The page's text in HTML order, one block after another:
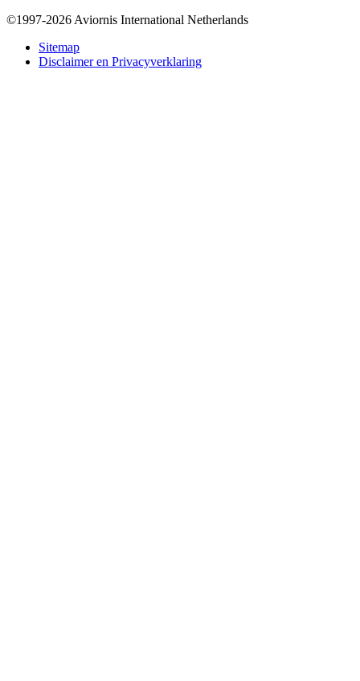
Bottom
©1997-2026 Aviornis International Netherlands
Sitemap
Disclaimer en Privacyverklaring